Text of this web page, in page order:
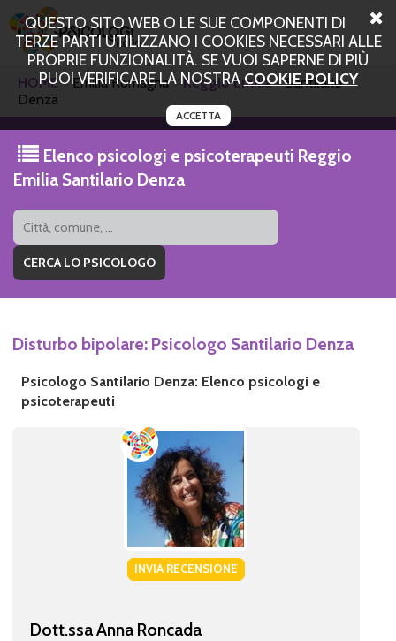
QUESTO SITO WEB O LE SUE COMPONENTI DI
TERZE PARTI UTILIZZANO I COOKIES NECESSARI ALLE
PROPRIE FUNZIONALITÀ. SE VUOI SAPERNE DI PIÙ
PUOI VERIFICARE LA NOSTRACOOKIE POLICY
ACCETTA
HOME Emilia Romagna Reggio Emilia
Santilario
Denza
Elenco psicologi e psicoterapeuti Reggio
Emilia Santilario Denza
Disturbo bipolare: Psicologo Santilario Denza
Psicologo Santilario Denza: Elenco psicologi e
psicoterapeuti
INVIA RECENSIONE
Dott.ssa Anna Roncada